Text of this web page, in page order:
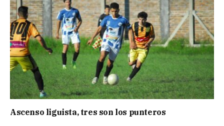
Ascenso liguista, tres son los punteros